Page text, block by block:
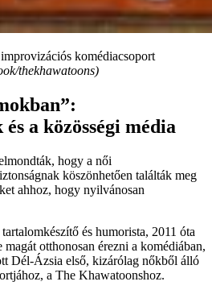
komédiacsoport
thekhawatoons)
a közösségi média
hogy a női
köszönhetően találták meg
ahhoz, hogy nyilvánosan
és humorista, 2011 óta
otthonosan érezni a komédiában,
Dél-Ázsia első, kizárólag nőkből álló
a The Khawatoonshoz.